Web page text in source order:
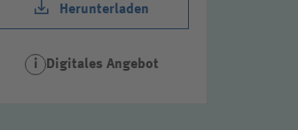
Herunterladen
i Digitales Angebot